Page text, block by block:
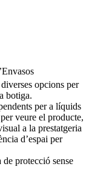
opcions per
botiga.
per a líquids
veure el producte,
a la prestatgeria
d’espai per
protecció sense